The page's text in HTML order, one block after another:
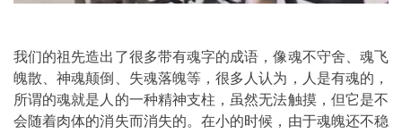
我们的祖先造出了很多带有魂字的成语，像魂不守舍、魂飞
魄散、神魂颠倒、失魂落魄等，很多人认为，人是有魂的，
所谓的魂就是人的一种精神支柱，虽然无法触摸，但它是不
会随着肉体的消失而消失的。在小的时候，由于魂魄还不稳